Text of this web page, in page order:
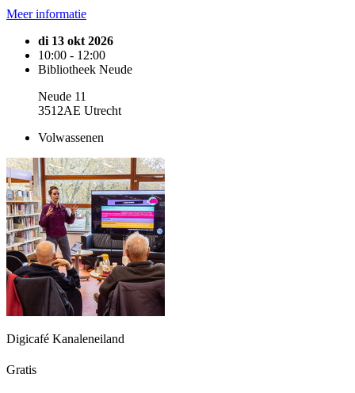
Meer informatie
di 13 okt 2026
10:00 - 12:00
Bibliotheek Neude
Neude 11
3512AE Utrecht
Volwassenen
Digicafé Kanaleneiland
Gratis